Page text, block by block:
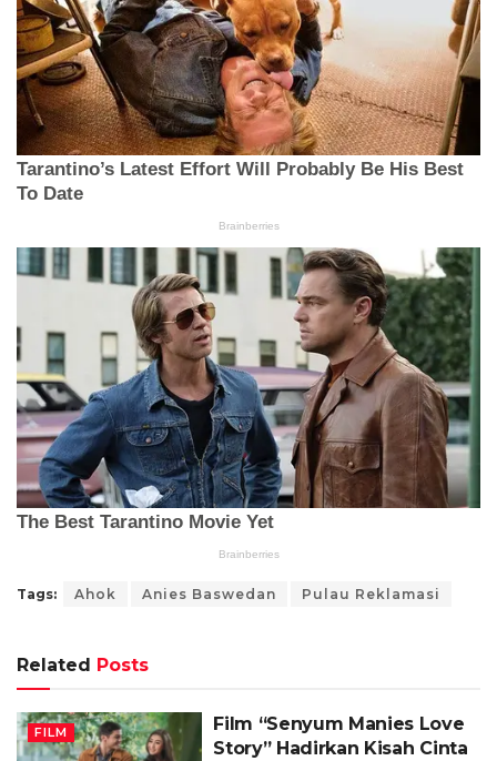
Tags: Ahok Anies Baswedan Pulau Reklamasi
Related Posts
FILM
Film “Senyum Manies Love
Story” Hadirkan Kisah Cinta